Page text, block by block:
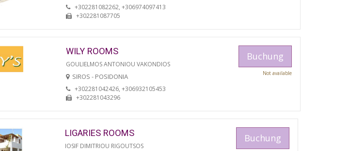
+302281082262, +306974097413
+302281087705
WILY ROOMS
GOULIELMOS ANTONIOU VAKONDIOS
SIROS - POSIDONIA
+302281042426, +306932105453
+302281043296
Buchung
Not available
LIGARIES ROOMS
IOSIF DIMITRIOU RIGOUTSOS
Buchung